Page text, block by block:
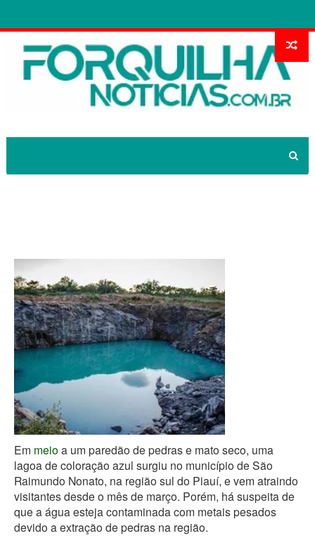
Em meio a um paredão de pedras e mato seco, uma
lagoa de coloração azul surgiu no município de São
Raimundo Nonato, na região sul do Piauí, e vem atraindo
visitantes desde o mês de março. Porém, há suspeita de
que a água esteja contaminada com metais pesados
devido a extração de pedras na região.